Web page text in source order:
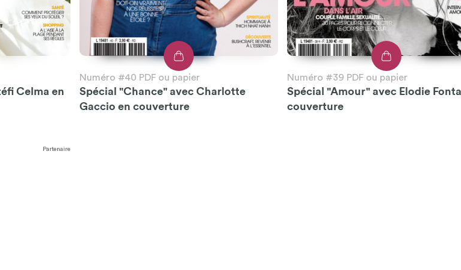
Celma en
Numéro #40 PDF ou papier
Spécial "Chance" avec Charlotte
Gaccio en couverture
Numéro #39 PDF ou papier
Spécial "Amour" avec Elodie
couverture
Partenaire